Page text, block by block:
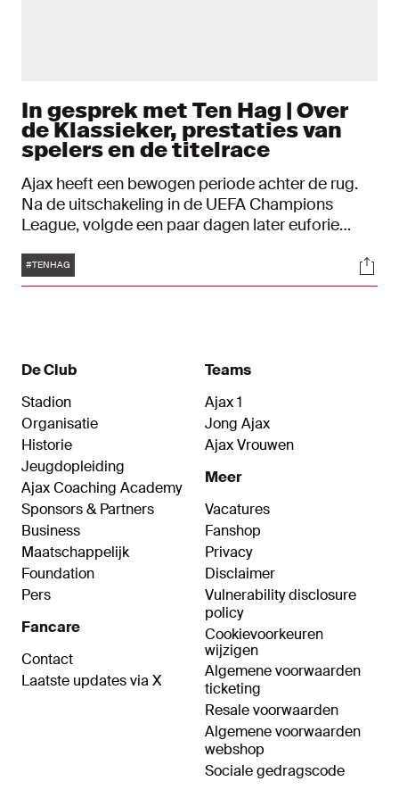
In gesprek met Ten Hag | Over
de Klassieker, prestaties van
spelers en de titelrace
Ajax heeft een bewogen periode achter de rug.
Na de uitschakeling in de UEFA Champions
League, volgde een paar dagen later euforie
de strijd om twee belangrijke prijzen. We zitten
midden in de interlandbreak en dus heeft Erik ten
Tags
#TENHAG
De Club
Stadion
Organisatie
Historie
Jeugdopleiding
Ajax Coaching Academy
Sponsors & Partners
Business
Maatschappelijk
Foundation
Pers
Fancare
Contact
Laatste updates via X
Teams
Ajax 1
Jong Ajax
Ajax Vrouwen
Meer
Vacatures
Fanshop
Privacy
Disclaimer
Vulnerability disclosure
policy
Cookievoorkeuren
wijzigen
Algemene voorwaarden
ticketing
Resale voorwaarden
Algemene voorwaarden
webshop
Sociale gedragscode